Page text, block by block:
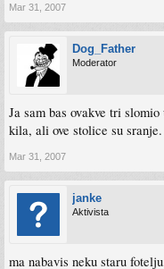
Mar 31, 2007
Dog_Father
Moderator
Ja sam bas ovakve tri
kila, ali ove stolice su sranje.
Mar 31, 2007
janke
Aktivista
ma nabavis neku staru